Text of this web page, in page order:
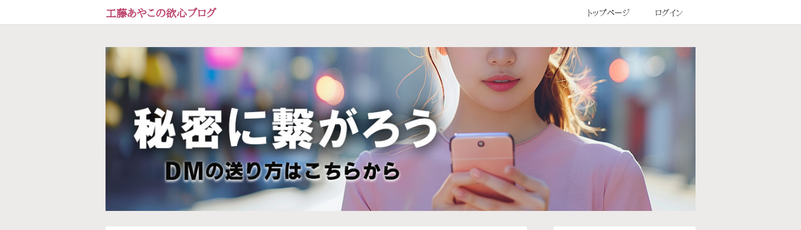
工藤あやこの欲心ブログ トップページ ログイン